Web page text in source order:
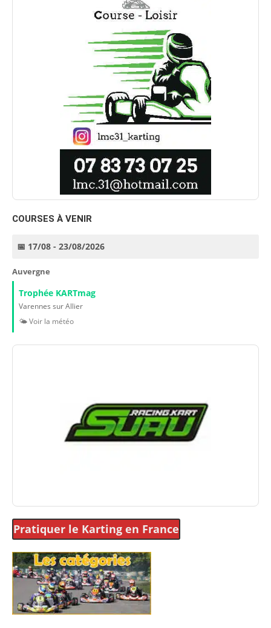
COURSES À VENIR
📅 17/08 - 23/08/2026
Auvergne
Trophée KARTmag
Varennes sur Allier
🌤️ Voir la météo
Pratiquer le Karting en France